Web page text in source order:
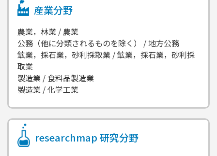
産業分野
農業，林業 / 農業
公務（他に分類されるものを除く） / 地方公務
鉱業，採石業，砂利採取業 / 鉱業，採石業，砂利採
取業
製造業 / 食料品製造業
製造業 / 化学工業
researchmap 研究分野